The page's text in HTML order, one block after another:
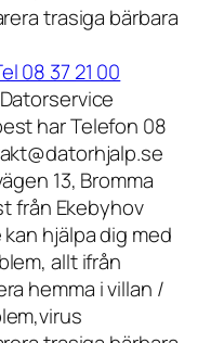
trasiga bärbara
08 37 21 00
har Telefon 08
13, Bromma
från Ekebyhov
hjälpa dig med
allt ifrån
hemma i villan /